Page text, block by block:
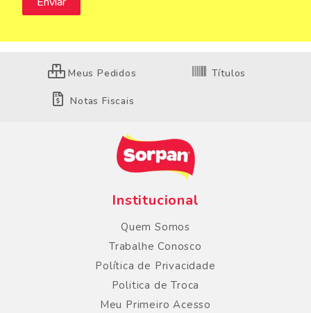
Meus Pedidos Títulos
Notas Fiscais
Institucional
Quem Somos
Trabalhe Conosco
Política de Privacidade
Politica de Troca
Meu Primeiro Acesso